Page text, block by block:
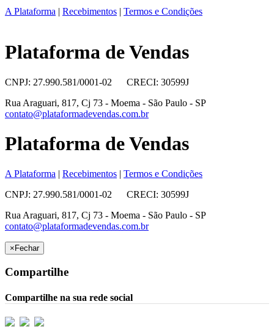
A Plataforma | Recebimentos | Termos e Condições
Plataforma de Vendas
CNPJ: 27.990.581/0001-02 CRECI: 30599J
Rua Araguari, 817, Cj 73 - Moema - São Paulo - SP
contato@plataformadevendas.com.br
Plataforma de Vendas
A Plataforma | Recebimentos | Termos e Condições
CNPJ: 27.990.581/0001-02 CRECI: 30599J
Rua Araguari, 817, Cj 73 - Moema - São Paulo - SP
contato@plataformadevendas.com.br
×Fechar
Compartilhe
Compartilhe na sua rede social